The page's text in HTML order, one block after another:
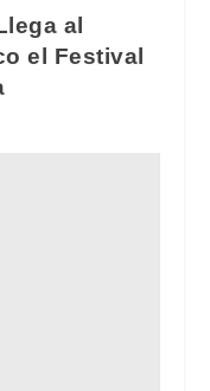
al
el Festival